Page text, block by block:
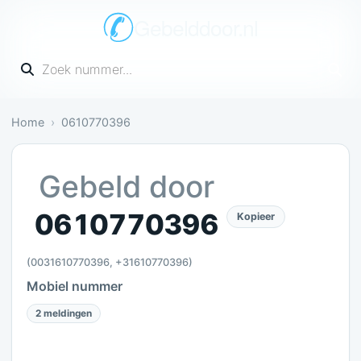
Gebelddoor.nl
Vul een telefoonnummer in
Home 0610770396
Irritant: 2 meldingen bevestigen dit
Gebeld door
0610770396
(0031610770396, +31610770396)
Kopieer
Mobiel nummer
2 meldingen